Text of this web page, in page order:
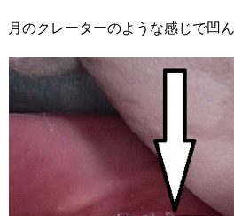
月のクレーターのような感じで凹ん